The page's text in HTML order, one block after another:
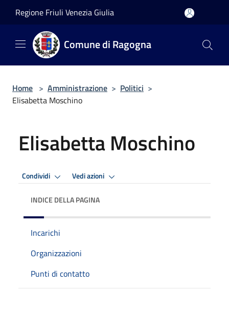
Regione Friuli Venezia Giulia
Comune di Ragogna
Home > Amministrazione > Politici >
Elisabetta Moschino
Elisabetta Moschino
Condividi Vedi azioni
INDICE DELLA PAGINA
Incarichi
Organizzazioni
Punti di contatto